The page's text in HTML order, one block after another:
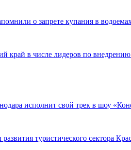
о запрете купания в
край в числе лидеров по
исполнит свой трек в шоу
туристического сектора